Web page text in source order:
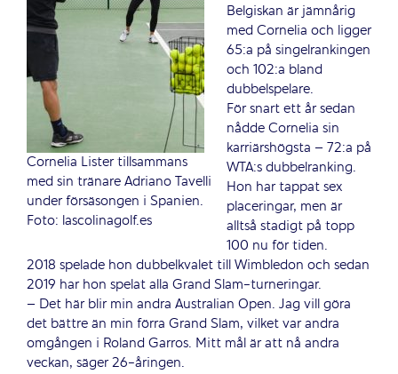
Cornelia Lister tillsammans
med sin tränare Adriano Tavelli
under försäsongen i Spanien.
Foto: lascolinagolf.es
Belgiskan är jämnårig
med Cornelia och ligger
65:a på singelrankingen
och 102:a bland
dubbelspelare.
För snart ett år sedan
nådde Cornelia sin
karriärshögsta – 72:a på
WTA:s dubbelranking.
Hon har tappat sex
placeringar, men är
alltså stadigt på topp
100 nu för tiden.
2018 spelade hon dubbelkvalet till Wimbledon och sedan
2019 har hon spelat alla Grand Slam-turneringar.
– Det här blir min andra Australian Open. Jag vill göra
det bättre än min förra Grand Slam, vilket var andra
omgången i Roland Garros. Mitt mål är att nå andra
veckan, säger 26-åringen.